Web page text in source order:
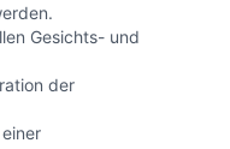
Gesichts- und
der